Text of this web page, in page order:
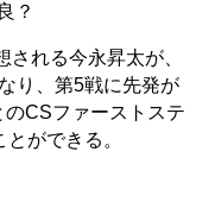
？
れる今永昇太が、
り、第5戦に先発が
CSファーストステ
ができる。